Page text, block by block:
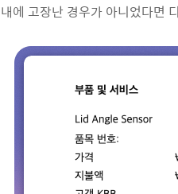
에 고장난 경우가 아니었다면